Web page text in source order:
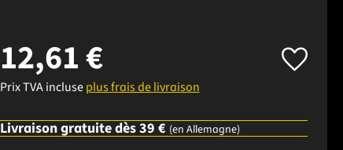
12,61 €
Prix TVA incluseplus frais de livraison
Livraison gratuite dès 39 € (en Allemagne)